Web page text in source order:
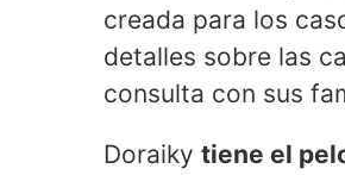
creada para los
detalles sobre las
consulta con sus
Doraiky tiene el